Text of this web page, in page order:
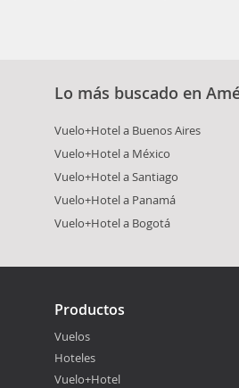
Lo más buscado en
Vuelo+Hotel a Buenos Aires
Vuelo+Hotel a México
Vuelo+Hotel a Santiago
Vuelo+Hotel a Panamá
Vuelo+Hotel a Bogotá
Productos
Vuelos
Hoteles
Vuelo+Hotel